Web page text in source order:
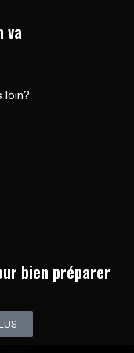
va
loin?
bien préparer